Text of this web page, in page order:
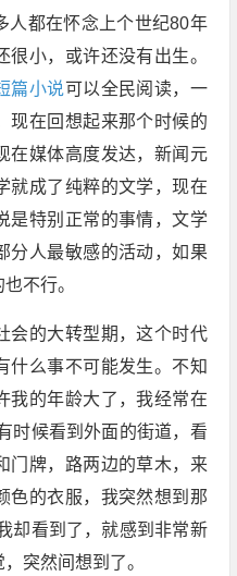
人都在怀念上个世纪80年
小，或许还没有出生。
篇小说可以全民阅读，一
现在回想起来那个时候的
在媒体高度发达，新闻元
就成了纯粹的文学，现在
是特别正常的事情，文学
分人最敏感的活动，如果
不行。
会的大转型期，这个时代
什么事不可能发生。不知
我的年龄大了，我经常在
时候看到外面的街道，看
门牌，路两边的草木，来
色的衣服，我突然想到那
却看到了，就感到非常新
突然间想到了。